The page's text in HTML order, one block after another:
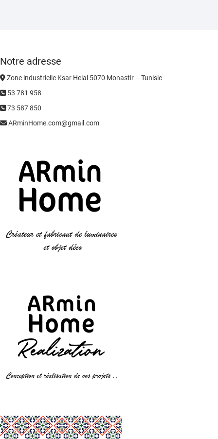
Notre adresse
Zone industrielle Ksar Helal 5070 Monastir – Tunisie
53 781 958
73 587 850
ARminHome.com@gmail.com